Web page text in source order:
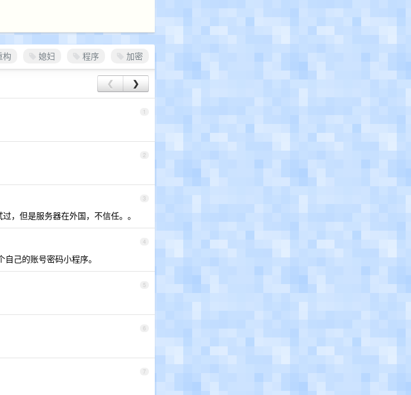
构 媳妇 程序 加密
❮ ❯
1
2
3
，但是服务器在外国，不信任。。
4
己的账号密码小程序。
5
6
7